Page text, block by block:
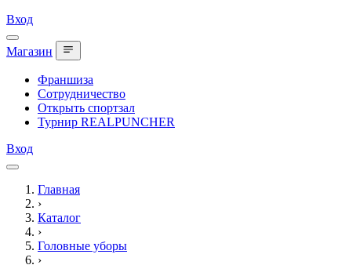
Вход
Магазин
Франшиза
Сотрудничество
Открыть спортзал
Турнир REALPUNCHER
Вход
Главная
›
Каталог
›
Головные уборы
›